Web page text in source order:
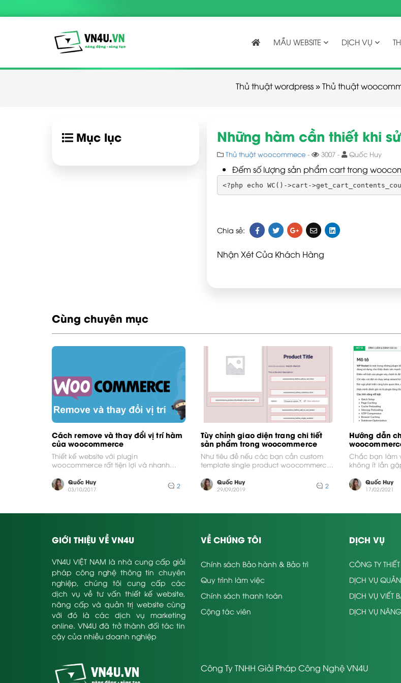
MẪU WEBSITE DỊCH VỤ
Thủ thuật wordpress»Thủ thuật
Mục lục Những hàm cần thiết khi
Thủ thuật woocommece - 3007 - Quốc Huy
Đếm số lượng sản phẩm cart trong
<?php echo WC()->cart-
Chia sẻ:
Nhận Xét Của Khách Hàng
Cùng chuyên mục
Cách remove và thay đổi vị trí hàm
của woocommerce
Thiết kế website với plugin
woocommerce rất tiện lợi và nhanh
Quốc Huy
03/10/2017 2
Tùy chỉnh giao diện trang chi tiết
sản phẩm trong woocommerce
Như tiêu đề nếu các bạn cần custom
template single product woocommerce
Quốc Huy
29/09/2019 2
Hướng dẫn
Chắc bạn làm
không ít lần
Quốc Huy
17/02/2021
GIỚI THIỆU VỀ VN4U
VN4U VIỆT NAM là nhà cung cấp giải
pháp công nghệ thông tin chuyên
nghiệp, chúng tôi cung cấp các
dịch vụ về tư vấn thiết kế website,
nâng cấp và quản trị website cùng
với đó là các dịch vụ marketing
online. VN4U đã trở thành đối tác tin
cậy của nhiều doanh nghiệp
VỀ CHÚNG TÔI
Chính sách Bảo hành & Bảo trì
Quy trình làm việc
Chính sách thanh toán
Cộng tác viên
DỊCH VỤ
CÔNG TY THIẾT
DỊCH VỤ QUẢN
DỊCH VỤ VIẾT
DỊCH VỤ
Công Ty TNHH Giải Pháp Công Nghệ VN4U